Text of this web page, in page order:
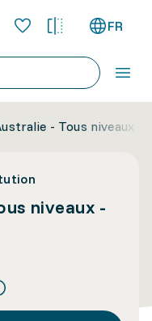
FR
- Tous niveaux -
niveaux -